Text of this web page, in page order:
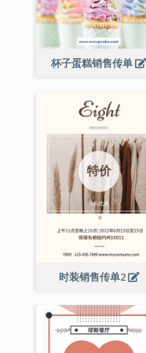
杯子蛋糕销售传单
时装销售传单2